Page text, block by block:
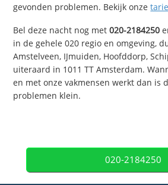
gevonden problemen. Bekijk onze
Bel deze nacht nog met020-2184250
in de gehele 020 regio en omgeving,
Amstelveen, IJmuiden, Hoofddorp,
uiteraard in 1011 TT Amsterdam.
en met onze vakmensen werkt dan is
problemen klein.
020-2184250